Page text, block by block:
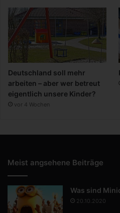
Deutschland soll mehr
arbeiten – aber wer betreut
eigentlich unsere Kinder?
vor 4 Wochen
Meist angsehene Beiträge
Was sind
20.10.2020